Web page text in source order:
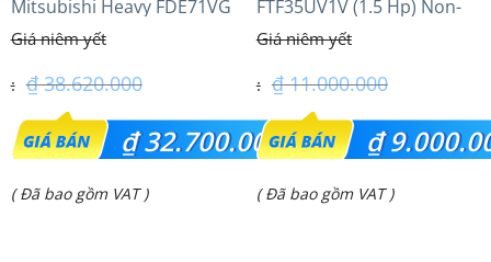
Mitsubishi Heavy FDE71VG
(3.0Hp) Tiêu chuẩn
₫38.620.000
Giá
gốc
là:
₫32.700.000
Giá
( Đã bao gồm VAT )
FTF35UV1V (1.5 Hp) Non-
inverter Thái lan
₫11.000.000
Giá
gốc
là:
₫
Giá
( Đã bao gồm VAT )